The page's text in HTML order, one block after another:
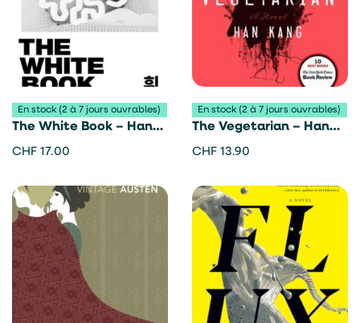
En stock (2 à 7 jours ouvrables)
The White Book – Han
Kang
CHF 17.00
En stock (2 à 7 jours ouvrables)
The Vegetarian – Han
Kang
CHF 13.90